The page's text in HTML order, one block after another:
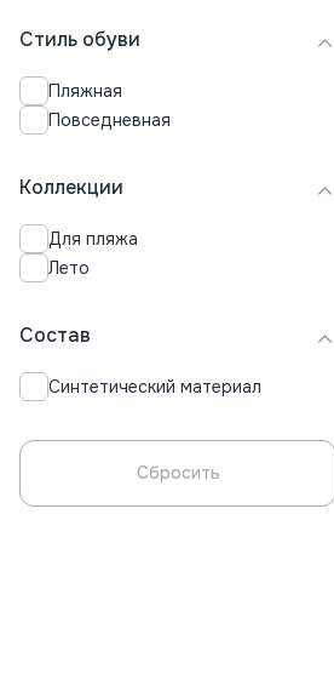
Стиль обуви
Пляжная
Повседневная
Коллекции
Для пляжа
Лето
Состав
Синтетический материал
Сбросить